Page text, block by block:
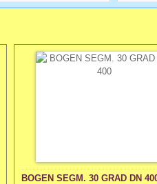
BOGEN SEGM. 30 GRAD DN